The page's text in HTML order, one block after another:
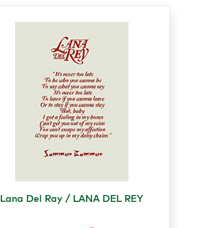
Lana Del Ray / LANA DEL REY